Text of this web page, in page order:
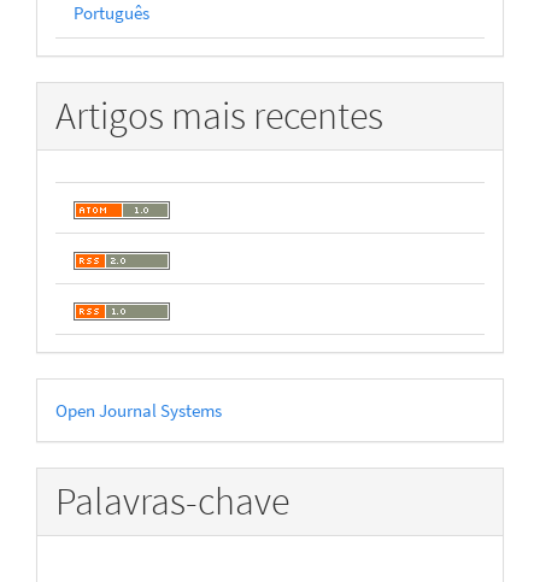
Português
Artigos mais recentes
Desenvolvido
por
Open Journal Systems
Palavras-chave